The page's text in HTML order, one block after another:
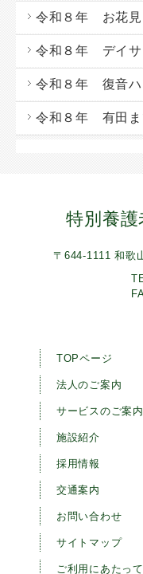
令和８年 お花見
令和８年 デイサ
令和８年 復音ハ
令和８年 有田ま
特別養
〒644-1111 和歌
TOPページ
法人のご案内
サービスのご案内
施設紹介
採用情報
交通案内
お問い合わせ
サイトマップ
ご利用にあたって